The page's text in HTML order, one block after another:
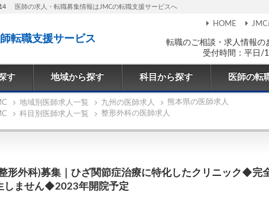
医師の求人・転職募集情報はJMCの転職支援サービスへ
転職支援サービス
転職のご相談・求人情報の
受付時間：平日/
HOME
す 地域から探す 科目から探す 医師の転
地域別医師求人一覧 九州の医師求人
熊本県の医師求人
科目別医師求人一覧 整形外科の医師求人
形外科)募集｜ひざ関節症治療に特化したクリニック◆完
しません◆2023年開院予定